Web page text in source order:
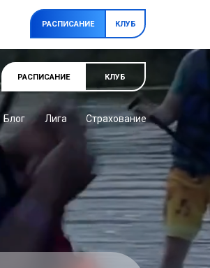
РАСПИСАНИЕ КЛУБ
Блог Страхование
Лига
РАСПИСАНИЕ КЛУБ